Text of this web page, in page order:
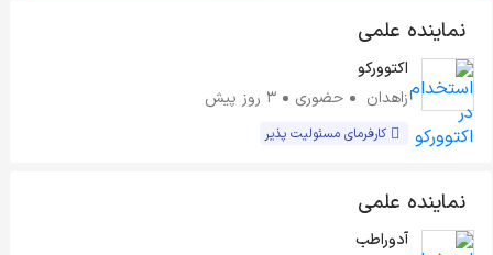
نماینده علمی
اکتوورکو
زاهدان
حضوری 3 روز پیش
کارفرمای مسئولیت پذیر
نماینده علمی
آدوراطب